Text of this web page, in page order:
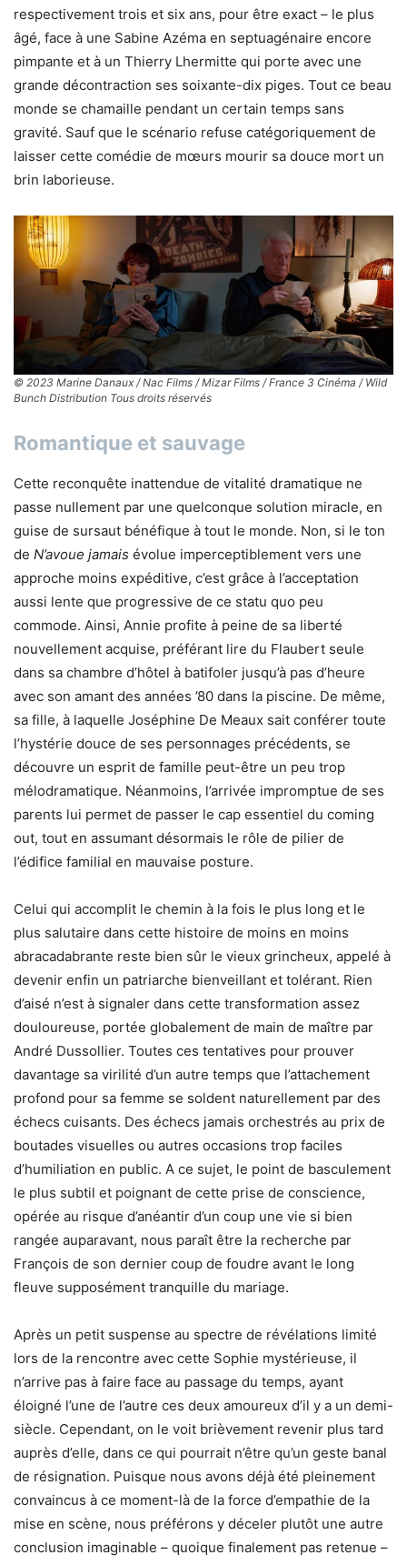
respectivement trois et six ans, pour être exact – le plus
âgé, face à une Sabine Azéma en septuagénaire encore
pimpante et à un Thierry Lhermitte qui porte avec une
grande décontraction ses soixante-dix piges. Tout ce beau
monde se chamaille pendant un certain temps sans
gravité. Sauf que le scénario refuse catégoriquement de
laisser cette comédie de mœurs mourir sa douce mort un
brin laborieuse.
© 2023 Marine Danaux / Nac Films / Mizar Films / France 3 Cinéma / Wild
Bunch Distribution Tous droits réservés
Romantique et sauvage
Cette reconquête inattendue de vitalité dramatique ne
passe nullement par une quelconque solution miracle, en
guise de sursaut bénéfique à tout le monde. Non, si le ton
de N’avoue jamais évolue imperceptiblement vers une
approche moins expéditive, c’est grâce à l’acceptation
aussi lente que progressive de ce statu quo peu
commode. Ainsi, Annie profite à peine de sa liberté
nouvellement acquise, préférant lire du Flaubert seule
dans sa chambre d’hôtel à batifoler jusqu’à pas d’heure
avec son amant des années ’80 dans la piscine. De même,
sa fille, à laquelle Joséphine De Meaux sait conférer toute
l’hystérie douce de ses personnages précédents, se
découvre un esprit de famille peut-être un peu trop
mélodramatique. Néanmoins, l’arrivée impromptue de ses
parents lui permet de passer le cap essentiel du coming
out, tout en assumant désormais le rôle de pilier de
l’édifice familial en mauvaise posture.
Celui qui accomplit le chemin à la fois le plus long et le
plus salutaire dans cette histoire de moins en moins
abracadabrante reste bien sûr le vieux grincheux, appelé à
devenir enfin un patriarche bienveillant et tolérant. Rien
d’aisé n’est à signaler dans cette transformation assez
douloureuse, portée globalement de main de maître par
André Dussollier. Toutes ces tentatives pour prouver
davantage sa virilité d’un autre temps que l’attachement
profond pour sa femme se soldent naturellement par des
échecs cuisants. Des échecs jamais orchestrés au prix de
boutades visuelles ou autres occasions trop faciles
d’humiliation en public. A ce sujet, le point de basculement
le plus subtil et poignant de cette prise de conscience,
opérée au risque d’anéantir d’un coup une vie si bien
rangée auparavant, nous paraît être la recherche par
François de son dernier coup de foudre avant le long
fleuve supposément tranquille du mariage.
Après un petit suspense au spectre de révélations limité
lors de la rencontre avec cette Sophie mystérieuse, il
n’arrive pas à faire face au passage du temps, ayant
éloigné l’une de l’autre ces deux amoureux d’il y a un demi-
siècle. Cependant, on le voit brièvement revenir plus tard
auprès d’elle, dans ce qui pourrait n’être qu’un geste banal
de résignation. Puisque nous avons déjà été pleinement
convaincus à ce moment-là de la force d’empathie de la
mise en scène, nous préférons y déceler plutôt une autre
conclusion imaginable – quoique finalement pas retenue –